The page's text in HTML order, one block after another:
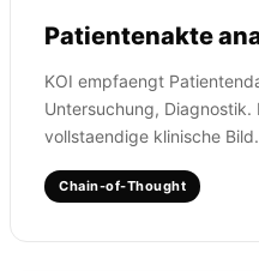
Patientenakte
KOI empfaengt
Untersuchung,
vollstaendige klinische Bild.
Chain-of-Thought